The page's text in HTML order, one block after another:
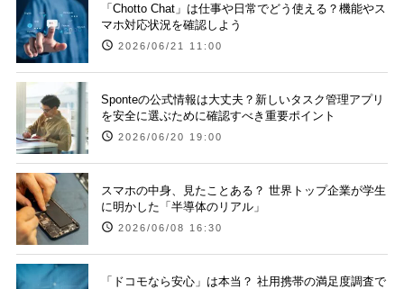
「Chotto Chat」は仕事や日常でどう使える？機能やス
マホ対応状況を確認しよう
2026/06/21 11:00
Sponteの公式情報は大丈夫？新しいタスク管理アプリ
を安全に選ぶために確認すべき重要ポイント
2026/06/20 19:00
スマホの中身、見たことある？ 世界トップ企業が学生
に明かした「半導体のリアル」
2026/06/08 16:30
「ドコモなら安心」は本当？ 社用携帯の満足度調査で